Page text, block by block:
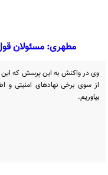
مطهری: مسئولان
وی در واکنش به این پرسش که این
از سوی برخی نهادهای امنیتی و
بیاوریم.